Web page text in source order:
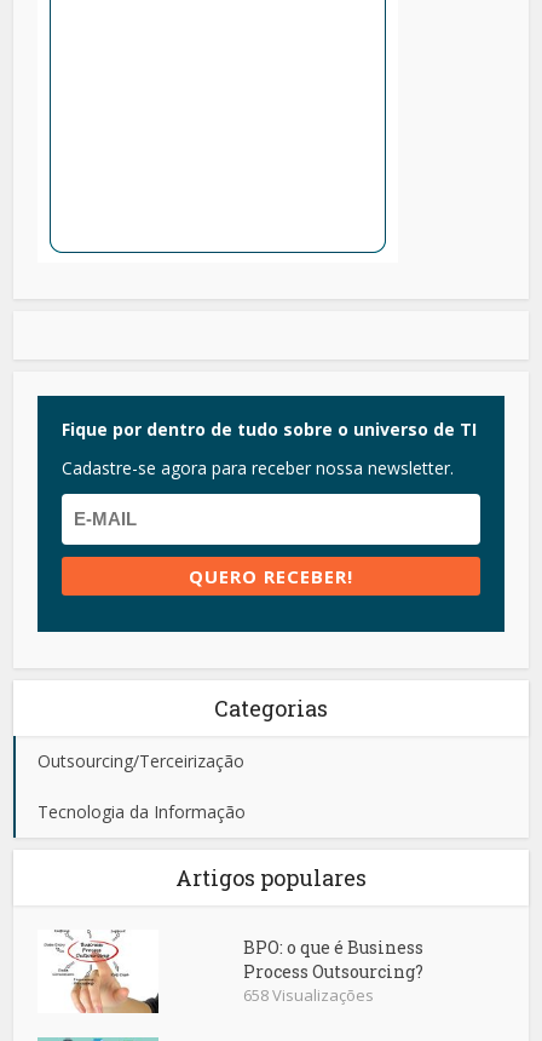
Fique por dentro de tudo sobre o universo de TI
Cadastre-se agora para receber nossa newsletter.
Categorias
Outsourcing/Terceirização
Tecnologia da Informação
Artigos populares
BPO: o que é Business
Process Outsourcing?
658 Visualizações